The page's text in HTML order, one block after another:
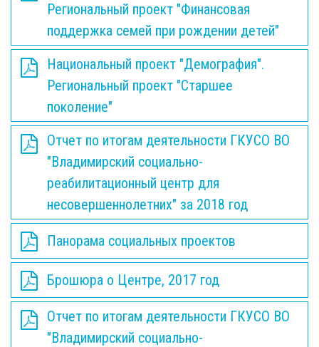
Региональный проект "Финансовая
поддержка семей при рождении детей"
Национальный проект "Демография".
Региональный проект "Старшее
поколение"
Отчет по итогам деятельности ГКУСО ВО
"Владимирский социально-
реабилитационный центр для
несовершеннолетних" за 2018 год
Панорама социальных проектов
Брошюра о Центре, 2017 год
Отчет по итогам деятельности ГКУСО ВО
"Владимирский социально-